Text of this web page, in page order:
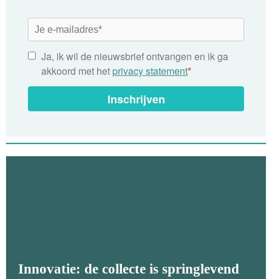
Ja, ik wil de nieuwsbrief ontvangen en ik ga
akkoord met het privacy statement*
Inschrijven
Innovatie: de collecte is springlevend